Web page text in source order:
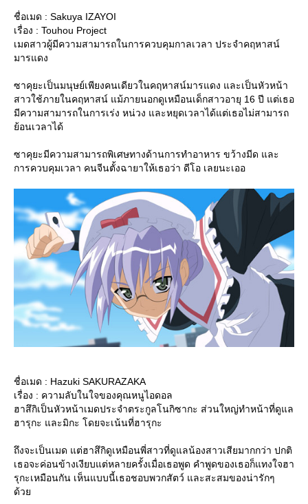
ชื่อเมด : Sakuya IZAYOI
เรื่อง : Touhou Project
เมดสาวผู้มีความสามารถในการควบคุมกาลเวลา ประจำคฤหาสน์
มารแดง
ซาคุยะเป็นมนุษย์เพียงคนเดียวในคฤหาสน์มารแดง และเป็นหัวหน้า
สาวใช้ภายในคฤหาสน์ แม้ภายนอกดูเหมือนเด็กสาวอายุ 16 ปี แต่เธอ
มีความสามารถในการเร่ง หน่วง และหยุดเวลาได้แต่เธอไม่สามารถ
้อนเวลาได้
ซาคุยะมีความสามารถพิเศษทางด้านการทำอาหาร ขว้างมีด และ
การควบคุมเวลา คนจีนตั้งฉายาให้เธอว่า ดีโอ เลยนะเออ
ชื่อเมด : Hazuki SAKURAZAKA
เรื่อง : ความลับในใจของคุณหนูไอดอล
ฮาสึกิเป็นหัวหน้าเมดประจำตระกูลโนกิซากะ ส่วนใหญ่ทำหน้าที่ดูแล
ฮารุกะ และมิกะ โดยจะเน้นที่ฮารุกะ
ถึงจะเป็นเมด แต่ฮาสึกิดูเหมือนพี่สาวที่ดูแลน้องสาวเสียมากกว่า ปกติ
เธอจะค่อนข้างเงียบแต่หลายครั้งเมื่อเธอพูด คำพูดของเธอก็แทงใจฮา
รุกะเหมือนกัน เห็นแบบนี้เธอชอบพวกสัตว์ และสะสมของน่ารักๆ
ด้ว